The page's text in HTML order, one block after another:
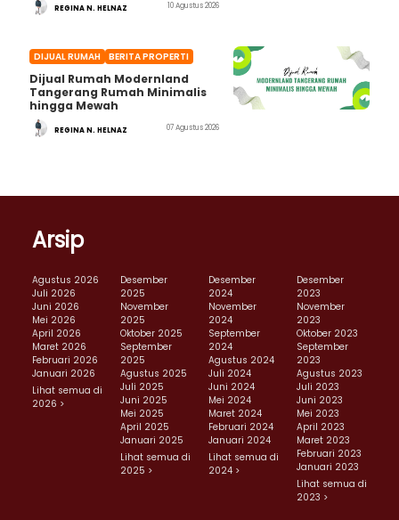
REGINA N. HELNAZ 10 Agustus 2026
DIJUAL RUMAH BERITA PROPERTI
Dijual Rumah Modernland
Tangerang Rumah Minimalis
hingga Mewah
REGINA N. HELNAZ 07 Agustus 2026
Arsip
Agustus 2026
Juli 2026
Juni 2026
Mei 2026
April 2026
Maret 2026
Februari 2026
Januari 2026
Lihat semua di
2026 >
Desember
2025
November
2025
Oktober 2025
September
2025
Agustus 2025
Juli 2025
Juni 2025
Mei 2025
April 2025
Januari 2025
Lihat semua di
2025 >
Desember
2024
November
2024
September
2024
Agustus 2024
Juli 2024
Juni 2024
Mei 2024
Maret 2024
Februari 2024
Januari 2024
Lihat semua di
2024 >
Desember
2023
November
2023
Oktober 2023
September
2023
Agustus 2023
Juli 2023
Juni 2023
Mei 2023
April 2023
Maret 2023
Februari 2023
Januari 2023
Lihat semua di
2023 >